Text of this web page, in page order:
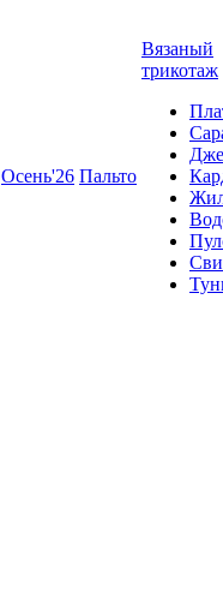
Осень'26 Пальто
Вязаный
трикотаж